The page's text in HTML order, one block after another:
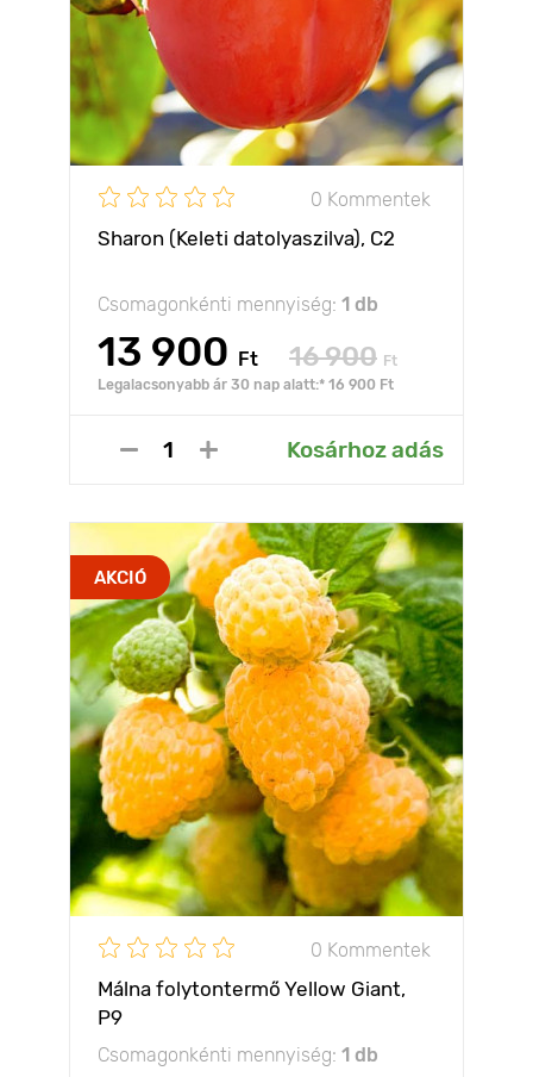
0 Kommentek
Sharon (Keleti datolyaszilva), С2
Csomagonkénti mennyiség: 1 db
13 900 Ft 16 900 Ft
Legalacsonyabb ár 30 nap alatt:* 16 900 Ft
Kosárhoz adás
AKCIÓ
0 Kommentek
Málna folytontermő Yellow Giant,
Р9
Csomagonkénti mennyiség: 1 db